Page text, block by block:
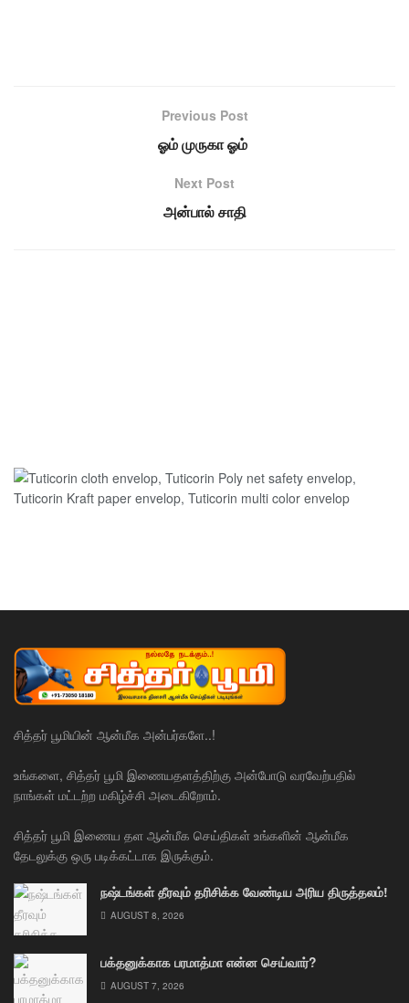
Previous Post
ஓம் முருகா ஓம்
Next Post
அன்பால் சாதி
சித்தர் பூமியின் ஆன்மீக அன்பர்களே..!
உங்களை, சித்தர் பூமி இணையதளத்திற்கு அன்போடு வரவேற்பதில்
நாங்கள் மட்டற்ற மகிழ்ச்சி அடைகிறோம்.
சித்தர் பூமி இணைய தள ஆன்மீக செய்திகள் உங்களின் ஆன்மீக
தேடலுக்கு ஒரு படிக்கட்டாக இருக்கும்.
நஷ்டங்கள் தீரவும் தரிசிக்க வேண்டிய அரிய திருத்தலம்!
AUGUST 8, 2026
பக்தனுக்காக பரமாத்மா என்ன செய்வார்?
AUGUST 7, 2026